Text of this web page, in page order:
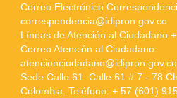
Correo Electrónico
correspondencia@idipron.gov.co
Líneas de Atención al Ciudadano
Correo Atención al Ciudadano:
atencionciudadano@idipron.gov.co
Sede Calle 61: Calle 61 # 7 - 78
Colombia. Teléfono: + 57 (601)